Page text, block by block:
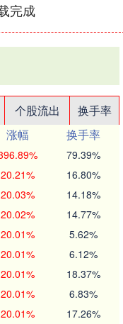
完成
个股流出
换手率
涨幅
换手率
79.39%
20.21% 16.80%
20.03% 14.18%
20.02% 14.77%
20.01% 5.62%
20.01% 6.12%
20.01% 18.37%
20.01% 6.83%
20.01% 17.26%